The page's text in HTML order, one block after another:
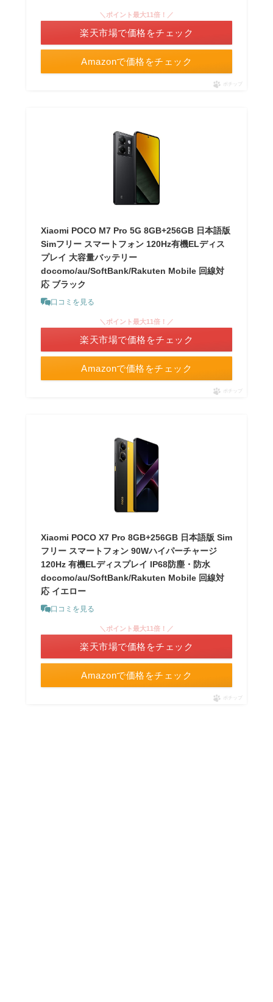
Amazonで価格をチェック
＼ポイント最大11倍！／
楽天市場で価格をチェック
ポチップ
Xiaomi POCO M7 Pro 5G 8GB+256GB 日本語版
Simフリー スマートフォン 120Hz有機ELディス
プレイ 大容量バッテリー
docomo/au/SoftBank/Rakuten Mobile 回線対
応 ブラック
口コミを見る
Amazonで価格をチェック
＼ポイント最大11倍！／
楽天市場で価格をチェック
ポチップ
Xiaomi POCO X7 Pro 8GB+256GB 日本語版 Sim
フリー スマートフォン 90Wハイパーチャージ
120Hz 有機ELディスプレイ IP68防塵・防水
docomo/au/SoftBank/Rakuten Mobile 回線対
応 イエロー
口コミを見る
Amazonで価格をチェック
＼ポイント最大11倍！／
楽天市場で価格をチェック
ポチップ